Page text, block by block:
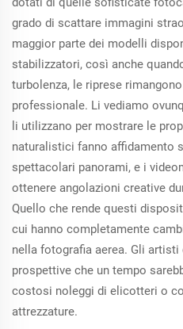
grado di scattare immagini
maggior parte dei modelli
stabilizzatori, così anche
turbolenza, le riprese
professionale. Li vediamo
li utilizzano per mostrare le
naturalistici fanno affidamento
spettacolari panorami, e i
ottenere angolazioni creative
Quello che rende questi
cui hanno completamente
nella fotografia aerea. Gli
prospettive che un tempo
costosi noleggi di elicotteri o
attrezzature.